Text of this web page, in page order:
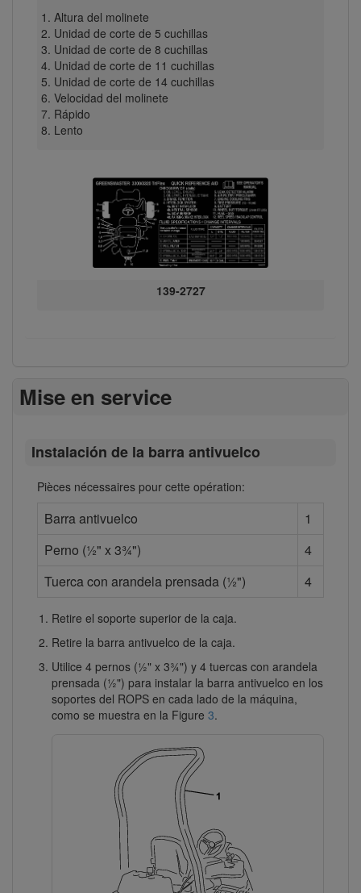
Altura del molinete
Unidad de corte de 5 cuchillas
Unidad de corte de 8 cuchillas
Unidad de corte de 11 cuchillas
Unidad de corte de 14 cuchillas
Velocidad del molinete
Rápido
Lento
139-2727
Mise en service
Instalación de la barra antivuelco
Pièces nécessaires pour cette opération:
Barra antivuelco
1
Perno (½" x 3¾")
4
Tuerca con arandela prensada (½")
4
Retire el soporte superior de la caja.
Retire la barra antivuelco de la caja.
Utilice 4 pernos (½" x 3¾") y 4 tuercas con arandela
prensada (½") para instalar la barra antivuelco en los
soportes del ROPS en cada lado de la máquina,
como se muestra en la Figure 3.